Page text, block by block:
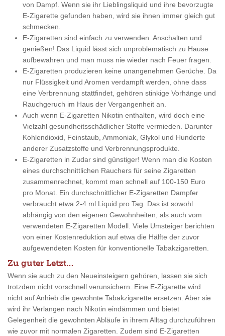
von Dampf. Wenn sie ihr Lieblingsliquid und ihre bevorzugte
E-Zigarette gefunden haben, wird sie ihnen immer gleich gut
schmecken.
E-Zigaretten sind einfach zu verwenden. Anschalten und
genießen! Das Liquid lässt sich unproblematisch zu Hause
aufbewahren und man muss nie wieder nach Feuer fragen.
E-Zigaretten produzieren keine unangenehmen Gerüche. Da
nur Flüssigkeit und Aromen verdampft werden, ohne dass
eine Verbrennung stattfindet, gehören stinkige Vorhänge und
Rauchgeruch im Haus der Vergangenheit an.
Auch wenn E-Zigaretten Nikotin enthalten, wird doch eine
Vielzahl gesundheitsschädlicher Stoffe vermieden. Darunter
Kohlendioxid, Feinstaub, Ammoniak, Glykol und Hunderte
anderer Zusatzstoffe und Verbrennungsprodukte.
E-Zigaretten in Zudar sind günstiger! Wenn man die Kosten
eines durchschnittlichen Rauchers für seine Zigaretten
zusammenrechnet, kommt man schnell auf 100-150 Euro
pro Monat. Ein durchschnittlicher E-Zigaretten Dampfer
verbraucht etwa 2-4 ml Liquid pro Tag. Das ist sowohl
abhängig von den eigenen Gewohnheiten, als auch vom
verwendeten E-Zigaretten Modell. Viele Umsteiger berichten
von einer Kostenreduktion auf etwa die Hälfte der zuvor
aufgewendeten Kosten für konventionelle Tabakzigaretten.
Zu guter Letzt…
Wenn sie auch zu den Neueinsteigern gehören, lassen sie sich
trotzdem nicht vorschnell verunsichern. Eine E-Zigarette wird
nicht auf Anhieb die gewohnte Tabakzigarette ersetzen. Aber sie
wird ihr Verlangen nach Nikotin eindämmen und bietet
Gelegenheit die gewohnten Abläufe in ihrem Alltag durchzuführen
wie zuvor mit normalen Zigaretten. Zudem sind E-Zigaretten